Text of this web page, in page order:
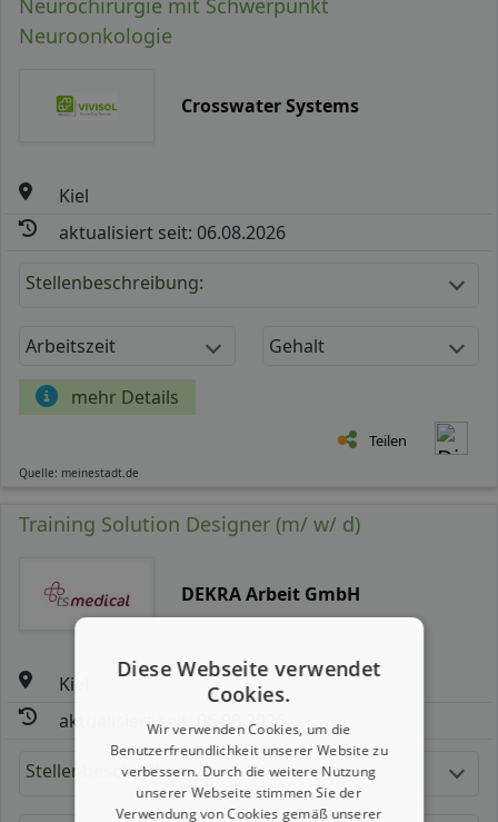
Neurochirurgie mit Schwerpunkt
Neuroonkologie
Crosswater Systems
Kiel
aktualisiert seit: 06.08.2026
Stellenbeschreibung:
Arbeitszeit Gehalt
mehr Details
Teilen
Quelle: meinestadt.de
Training Solution Designer (m/ w/ d)
DEKRA Arbeit GmbH
Kiel
aktualisiert seit: 06.08.2026
Stellenbeschreibung:
Diese Webseite verwendet
Cookies.
Wir verwenden Cookies, um die
Benutzerfreundlichkeit unserer Website zu
verbessern. Durch die weitere Nutzung
unserer Webseite stimmen Sie der
Verwendung von Cookies gemäß unserer